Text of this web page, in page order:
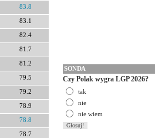
83.8
83.1
82.4
81.7
81.2
79.5
79.2
78.9
78.8
78.7
SONDA
Czy Polak wygra LGP 2026?
tak
nie
nie wiem